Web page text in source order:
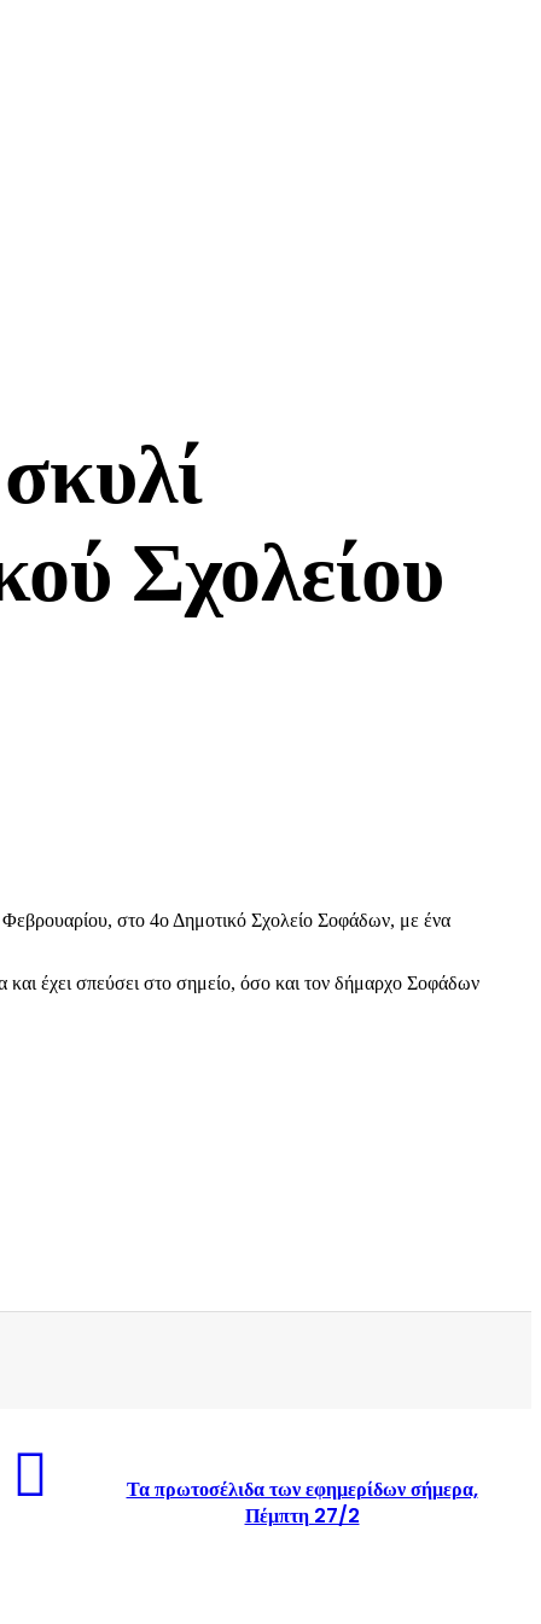
Σχολείου
Φεβρουαρίου, στο 4ο Δημοτικό Σχολείο Σοφάδων, με ένα
έχει σπεύσει στο σημείο, όσο και τον δήμαρχο Σοφάδων
Τα πρωτοσέλιδα των εφημερίδων σήμερα,
Πέμπτη 27/2